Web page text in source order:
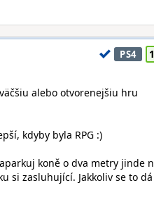
PS4
alebo otvorenejšiu hru
kdyby byla RPG :)
koně o dva metry jinde
si zasluhující. Jakkoliv se to dá